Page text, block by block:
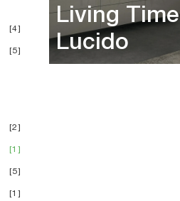
4
5
2
1
5
1
Living Time
Lucido